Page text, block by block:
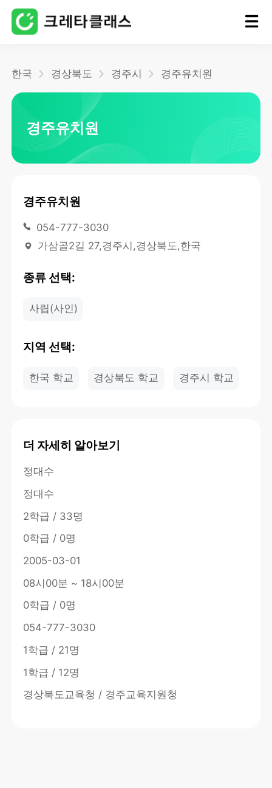
한국 경상북도 경주시 경주유치원
경주유치원
경주유치원
054-777-3030
가삼골2길 27,경주시,경상북도,한국
종류 선택:
사립(사인)
지역 선택:
한국 학교 경상북도 학교 경주시 학교
더 자세히 알아보기
정대수
정대수
2학급 / 33명
0학급 / 0명
2005-03-01
08시00분 ~ 18시00분
0학급 / 0명
054-777-3030
1학급 / 21명
1학급 / 12명
경상북도교육청 / 경주교육지원청